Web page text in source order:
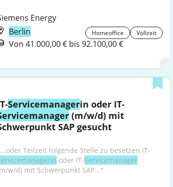
Energy
Berlin
Homeoffice Vollzeit
Von 41.000,00 € bis 92.100,00 €
Servicemanagerin oder IT-
(m/w/d) mit
SAP gesucht
Teilzeit folgende Stelle zu besetzen IT-
oder IT-Servicemanager
w/d) mit Schwerpunkt SAP..."